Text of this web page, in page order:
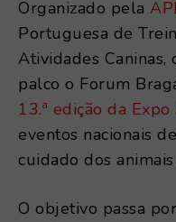
Organizado pela
Portuguesa de
Atividades Caninas,
palco o Forum
13.ª edição da
eventos nacionais
cuidado dos
O objetivo passa